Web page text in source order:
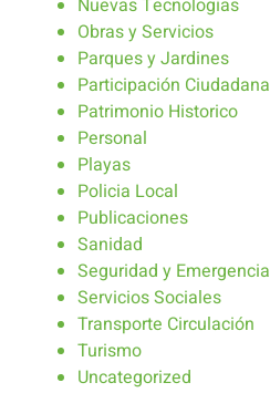
Nuevas Tecnologias
Obras y Servicios
Parques y Jardines
Participación Ciudadana
Patrimonio Historico
Personal
Playas
Policia Local
Publicaciones
Sanidad
Seguridad y Emergencia
Servicios Sociales
Transporte Circulación
Turismo
Uncategorized